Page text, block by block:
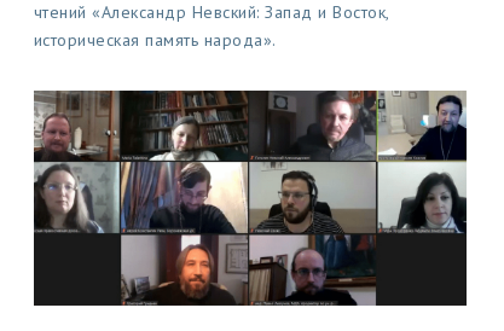
чтений «Александр Невский: Запад и Восток,
историческая память народа».